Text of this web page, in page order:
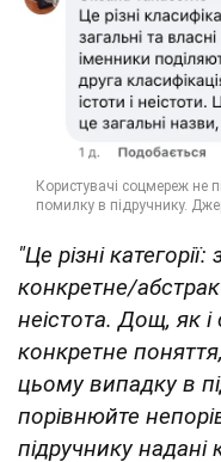
"Це різні
конкретне/
неістота. Дощ, як і
конкретне
цьому випадку в
порівнюйте
підручнику надані